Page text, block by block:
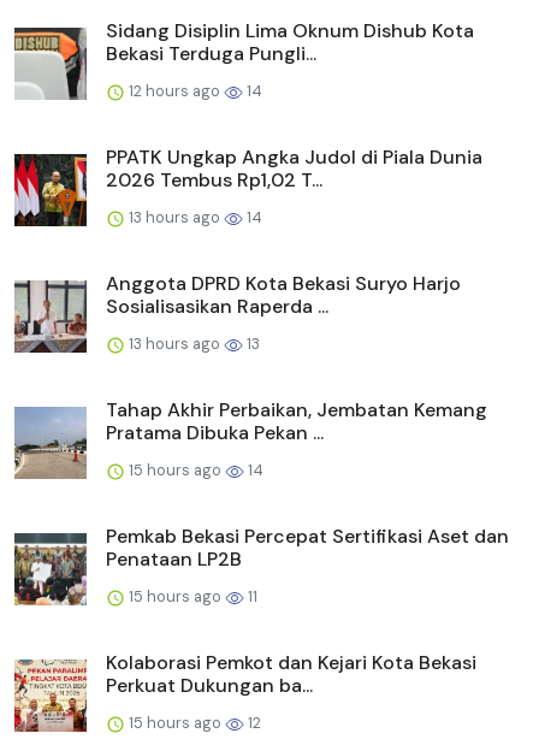
Sidang Disiplin Lima Oknum Dishub Kota
Bekasi Terduga Pungli...
12 hours ago 14
PPATK Ungkap Angka Judol di Piala Dunia
2026 Tembus Rp1,02 T...
13 hours ago 14
Anggota DPRD Kota Bekasi Suryo Harjo
Sosialisasikan Raperda ...
13 hours ago 13
Tahap Akhir Perbaikan, Jembatan Kemang
Pratama Dibuka Pekan ...
15 hours ago 14
Pemkab Bekasi Percepat Sertifikasi Aset dan
Penataan LP2B
15 hours ago 11
Kolaborasi Pemkot dan Kejari Kota Bekasi
Perkuat Dukungan ba...
15 hours ago 12